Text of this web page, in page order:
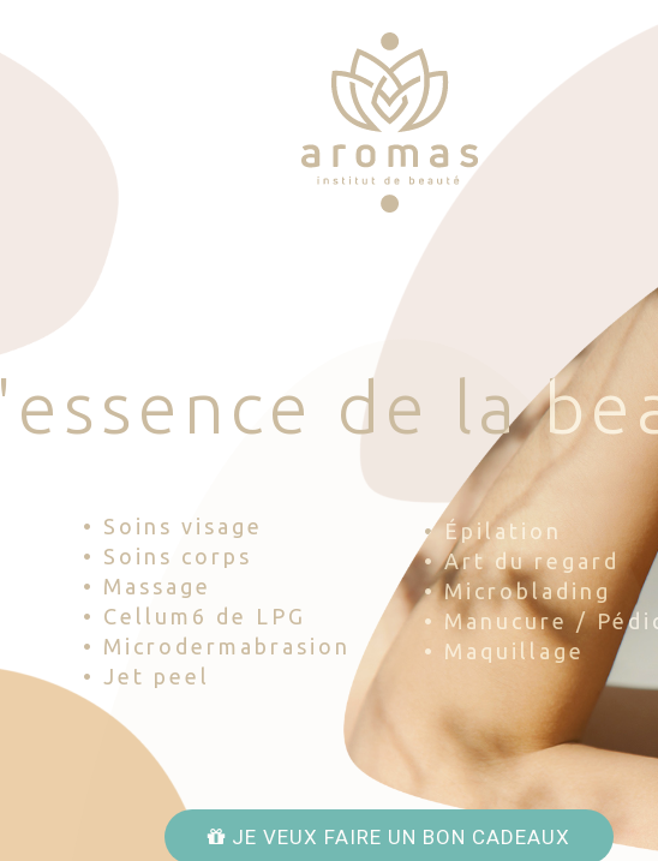
'esse nce d e la be
• Soins visage
• Soins corps
• Massage
• Cellum6 de LPG
• Microdermabrasion
• Jet peel
• Épilation
• Art du regard
• Microblading
• Manucure /
• Maquillage
JE VEUX FAIRE UN BON CADEAUX